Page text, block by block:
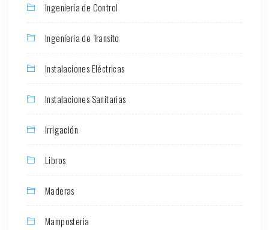
Ingeniería de Control
Ingeniería de Transito
Instalaciones Eléctricas
Instalaciones Sanitarias
Irrigación
Libros
Maderas
Mamposteria